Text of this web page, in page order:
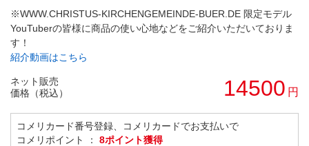
※WWW.CHRISTUS-KIRCHENGEMEINDE-BUER.DE 限定モデル
YouTuberの皆様に商品の使い心地などをご紹介いただいておりま
す！
紹介動画はこちら
ネット販売
価格（税込）
14500 円
コメリカード番号登録、コメリカードでお支払いで
コメリポイント ： 8ポイント獲得